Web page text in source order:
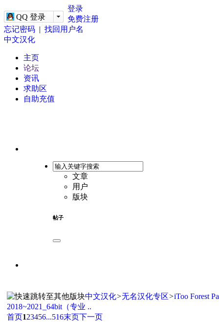
QQ 登录
登录
免费注册
忘记密码 | 找回用户名
中文汉化
主页
论坛
资讯
求助区
自助充值
文章
用户
版块
帖子
中文汉化>无名汉化专区>iToo Forest
2018~2021_64bit（专业 ..
首页123456...516末页下一页